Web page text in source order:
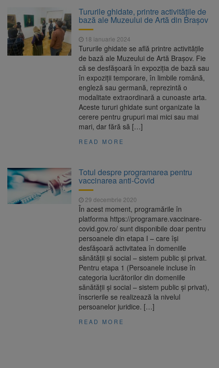
în Piatra Craiului. Turist salvat de Salvamont
Zărnești
10 august 2026
Peste 35 de milioane de
păsări, sacrificate în România într-o singură
lună. Producția de carne a crescut și la
Compensații de până la
50.000 de euro pe an pentru fermele de
acvacultură. Cererile se depun până în
Noi reguli pentru românii
care aduc țigări și alcool din UE
Tururile ghidate, printre activitățile de
bază ale Muzeului de Artă din Brașov
18 ianuarie 2024
Tururile ghidate se află printre activitățile
de bază ale Muzeului de Artă Brașov. Fie
că se desfășoară în expoziția de bază sau
în expoziții temporare, în limbile română,
engleză sau germană, reprezintă o
modalitate extraordinară a cunoaste arta.
Aceste tururi ghidate sunt organizate la
cerere pentru grupuri mai mici sau mai
mari, dar fără să […]
READ MORE
Totul despre programarea pentru
vaccinarea anti-Covid
29 decembrie 2020
În acest moment, programările în
platforma https://programare.vaccinare-
covid.gov.ro/ sunt disponibile doar pentru
persoanele din etapa I – care își
desfășoară activitatea în domeniile
sănătății și social – sistem public și privat.
Pentru etapa 1 (Persoanele incluse în
categoria lucrătorilor din domeniile
sănătății și social – sistem public și privat),
înscrierile se realizează la nivelul
persoanelor juridice. […]
READ MORE